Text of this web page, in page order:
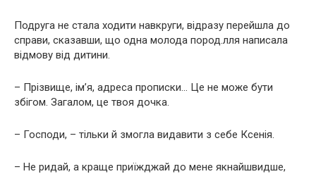
Подруга не стала ходити навкруги, відразу перейшла до
справи, сказавши, що одна молода пород.лля написала
відмову від дитини.
– Прізвище, ім’я, адреса прописки… Це не може бути
збігом. Загалом, це твоя дочка.
– Господи, – тільки й змогла видавити з себе Ксенія.
– Не ридай, а краще приїжджай до мене якнайшвидше,